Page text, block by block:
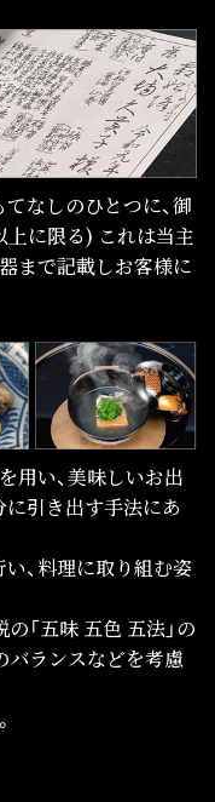
なしのひとつに、御
上に限る) これは当主
まで記載しお客様に
用い、美味しいお出
引き出す手法にあ
い、料理に取り組む姿
「五味 五色 五法」の
バランスなどを考慮